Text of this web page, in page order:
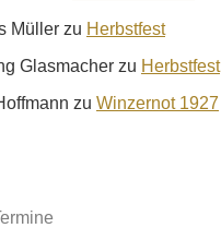
Müller zu Herbstfest
Glasmacher zu Herbstfest
zu Winzernot 1927